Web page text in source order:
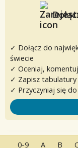
✓ Dołącz do
świecie
✓ Oceniaj,
✓ Zapisz
✓ Przyczyniaj się
0-9 A B